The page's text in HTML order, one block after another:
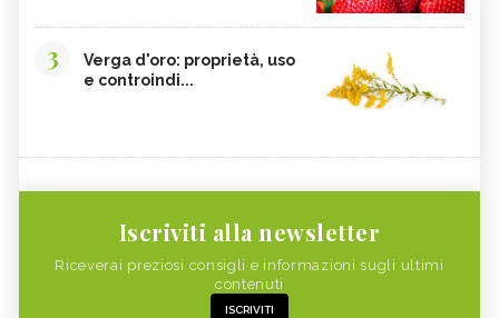
3
Verga d'oro: proprietà, uso
e controindi...
Iscriviti alla newsletter
Riceverai preziosi consigli e informazioni sugli ultimi
contenuti
ISCRIVITI